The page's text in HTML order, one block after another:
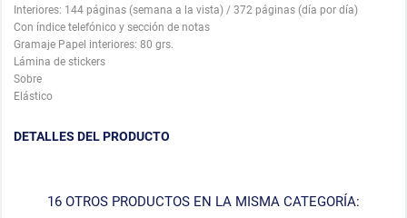
Interiores: 144 páginas (semana a la vista) / 372 páginas (día por día)
Con índice telefónico y sección de notas
Gramaje Papel interiores: 80 grs.
Lámina de stickers
Sobre
Elástico
DETALLES DEL PRODUCTO
16 OTROS PRODUCTOS EN LA MISMA CATEGORÍA: